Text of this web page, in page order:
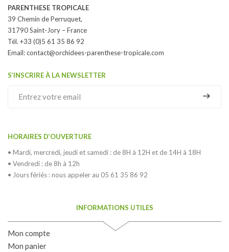
PARENTHESE TROPICALE
39 Chemin de Perruquet,
31790 Saint-Jory – France
Tél. +33 (0)5 61 35 86 92
Email:contact@orchidees-parenthese-tropicale.com
S’INSCRIRE À LA NEWSLETTER
HORAIRES D’OUVERTURE
• Mardi, mercredi, jeudi et samedi : de 8H à 12H et de 14H à 18H
• Vendredi : de 8h à 12h
• Jours fériés : nous appeler au 05 61 35 86 92
INFORMATIONS UTILES
Mon compte
Mon panier